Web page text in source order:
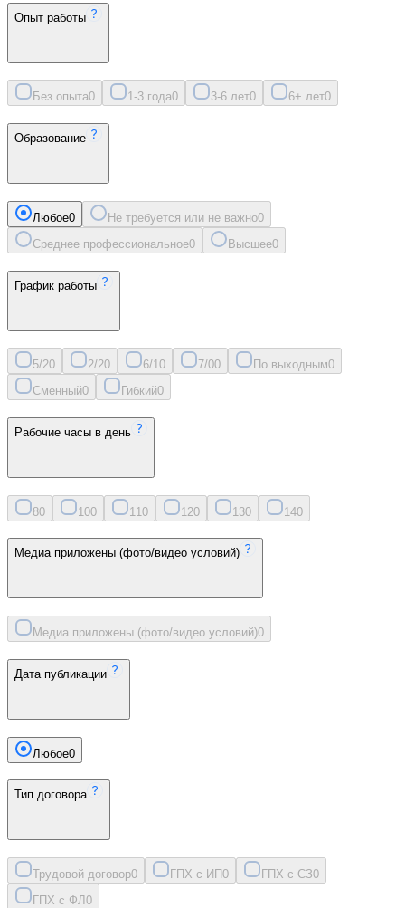
Опыт работы
Без опыта0 1-3 года0 3-6 лет0 6+ лет0
Образование
Любое0 Не требуется или не важно0
Среднее профессиональное0 Высшее0
График работы
5/20 2/20 6/10 7/00 По выходным0
Сменный0 Гибкий0
Рабочие часы в день
80 100 11 0 120 130 140
Медиа приложены (фото/видео условий)
Медиа приложены (фото/видео условий)0
Дата публикации
Любое0
Тип договора
Трудовой договор0 ГПХ с ИП0 ГПХ с СЗ0
ГПХ с ФЛ 0